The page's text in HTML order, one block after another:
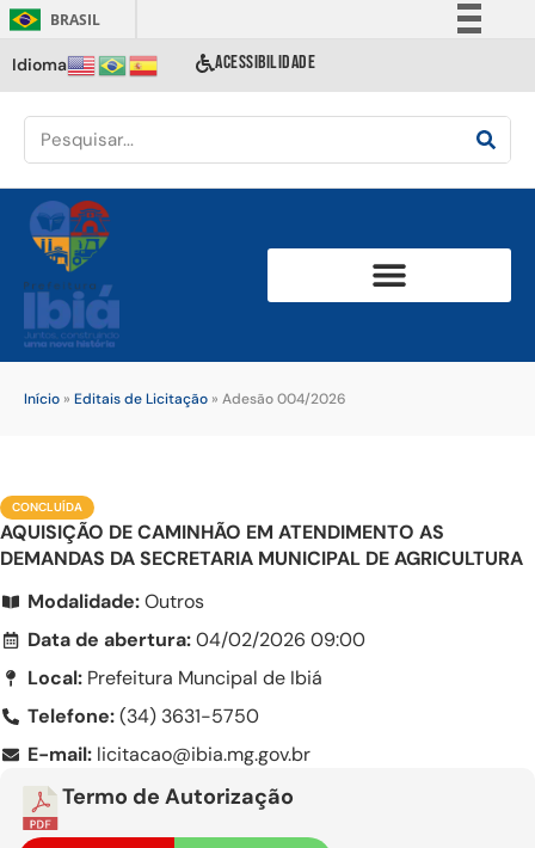
BRASIL
Comunica BR
Acesso à informação
Idioma ACESSIBILIDADE
Início » Editais de Licitação » Adesão 004/2026
CONCLUÍDA
AQUISIÇÃO DE CAMINHÃO EM ATENDIMENTO AS
DEMANDAS DA SECRETARIA MUNICIPAL DE AGRICULTURA
Modalidade:Outros
Data de abertura:04/02/2026 09:00
Local:Prefeitura Muncipal de Ibiá
Telefone:(34) 3631-5750
E-mail: licitacao@ibia.mg.gov.br
Termo de Autorização